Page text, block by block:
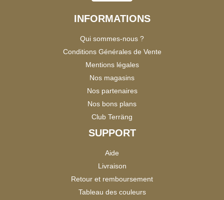
INFORMATIONS
Qui sommes-nous ?
Conditions Générales de Vente
Mentions légales
Nos magasins
Nos partenaires
Nos bons plans
Club Terräng
SUPPORT
Aide
Livraison
Retour et remboursement
Tableau des couleurs